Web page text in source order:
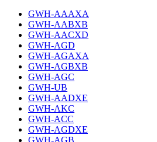
GWH-AAAXA
GWH-AABXB
GWH-AACXD
GWH-AGD
GWH-AGAXA
GWH-AGBXB
GWH-AGC
GWH-UB
GWH-AADXE
GWH-AKC
GWH-ACC
GWH-AGDXE